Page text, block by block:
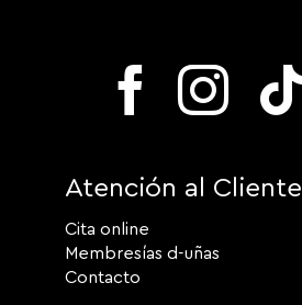
Atención al Cliente
Cita online
Membresías d-uñas
Contacto